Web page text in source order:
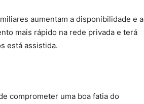
aumentam a disponibilidade e a
mais rápido na rede privada e terá
está assistida.
comprometer uma boa fatia do